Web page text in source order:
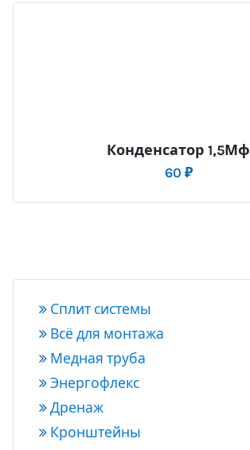
Конденсатор 1,5Мф
60 ₽
Сплит системы
Всё для монтажа
Медная труба
Энергофлекс
Дренаж
Кронштейны